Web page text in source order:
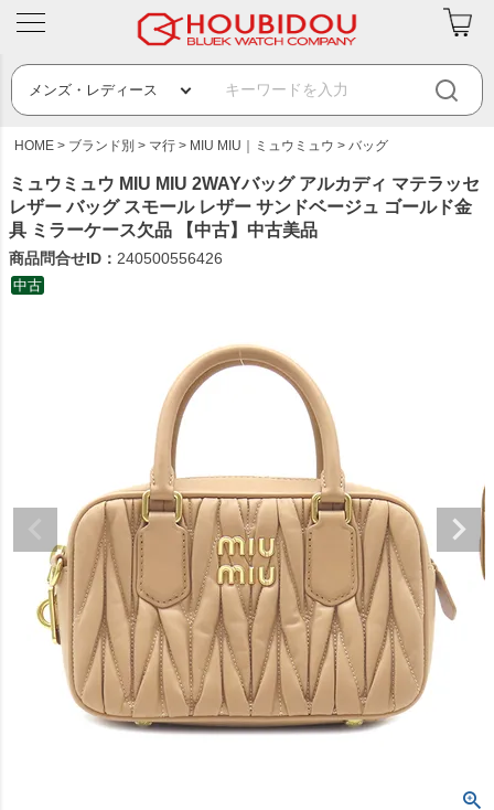
HOME ブランド別 マ行 MIU MIU｜ミュウミュウ バッグ
ミュウミュウ MIU MIU 2WAYバッグ アルカディ マテラッセ
レザー バッグ スモール レザー サンドベージュ ゴールド金
具 ミラーケース欠品 【中古】中古美品
商品問合せID： 240500556426
中古